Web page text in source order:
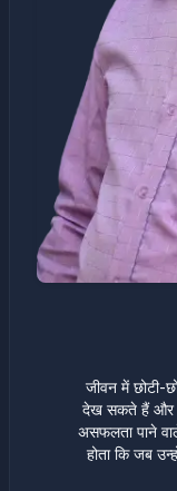
जीवन में छोटी-
देख सकते हैं और
असफलता पाने
होता कि जब